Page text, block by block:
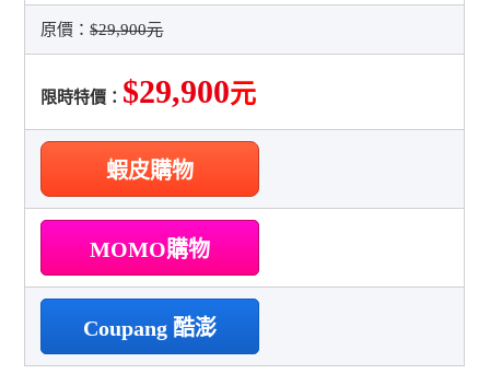
原價：$29,900元
限時特價： $29,900元
蝦皮購物
MOMO購物
Coupang 酷澎